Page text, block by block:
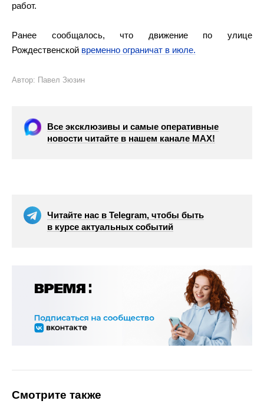
работ.
Ранее сообщалось, что движение по улице
Рождественской временно ограничат в июле.
Автор: Павел Зюзин
Все эксклюзивы и самые оперативные
новости читайте в нашем канале МАХ!
Читайте нас в Telegram, чтобы быть
в курсе актуальных событий
Смотрите также